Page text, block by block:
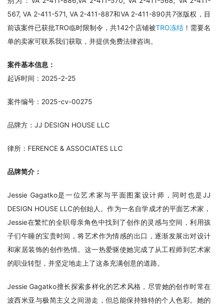
567, VA 2-411-571, VA 2-411-887和VA 2-411-890共7张版权，目
前该案件已获批TRO临时限制令，共142个店铺被TRO冻结 ！需要名
单的卖家可联系我们获取，并提供免费法律咨询。
案件基本信息：
起诉时间：2025-2-25
案件编号：2025-cv-00275
品牌方：JJ DESIGN HOUSE LLC
律所：FERENCE & ASSOCIATES LLC
品牌简介：
Jessie Gagatko是一位艺术家与平面图案设计师，同时也是JJ
DESIGN HOUSE LLC的创始人。作为一名自学成才的平面艺术家，
Jessie在繁忙的全职母亲角色中找到了创作的灵感与空间，利用孩
子们午睡的宝贵时间，将艺术作为情感的出口，逐渐发展出对设计
和家居装饰的创作热情。这一热爱驱使她完成了从工程师到艺术家
的职业转型，并坚定地走上了这条充满创意的道路。
Jessie Gagatko擅长探索多样化的艺术风格，尽管她的创作时常在
波西米亚与极简主义之间游走，但总能保持独特的个人色彩。她的